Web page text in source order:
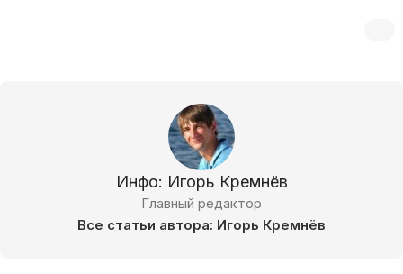
Инфо: Игорь Кремнёв
Главный редактор
Все статьи автора: Игорь Кремнёв